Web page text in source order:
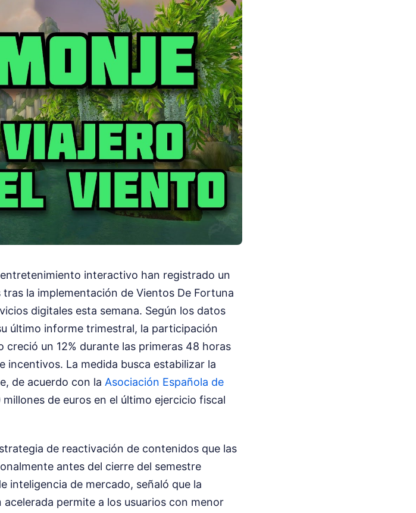
interactivo han registrado un
la implementación de Vientos De Fortuna
digitales esta semana. Según los datos
último informe trimestral, la participación
un 12% durante las primeras 48 horas
incentivos. La medida busca estabilizar la
de acuerdo con la Asociación Española de
de euros en el último ejercicio fiscal
de reactivación de contenidos que las
antes del cierre del semestre
inteligencia de mercado, señaló que la
permite a los usuarios con menor